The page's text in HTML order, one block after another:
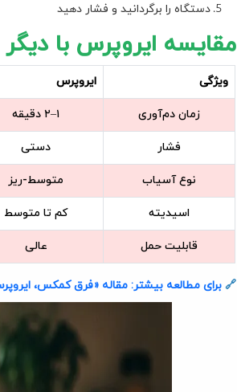
دستگاه را برگردانید و فشار دهید
مقایسه ایروپرس با
ویژگی ایروپرس
زمان دم‌آوری ۱–۲ دقیقه
فشار دستی
نوع آسیاب متوسط-ریز
اسیدیته کم تا متوسط
قابلیت حمل عالی
🔗 برای مطالعه بیشتر: مقاله «فرق کمکس،